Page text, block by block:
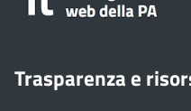
Trasparenza e